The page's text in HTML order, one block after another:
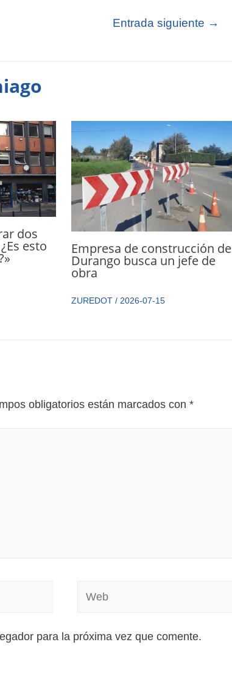
Entrada siguiente →
dos
esto Empresa de construcción de
Durango busca un jefe de
obra
ZUREDOT/ 2026-07-15
obligatorios están marcados con *
para la próxima vez que comente.